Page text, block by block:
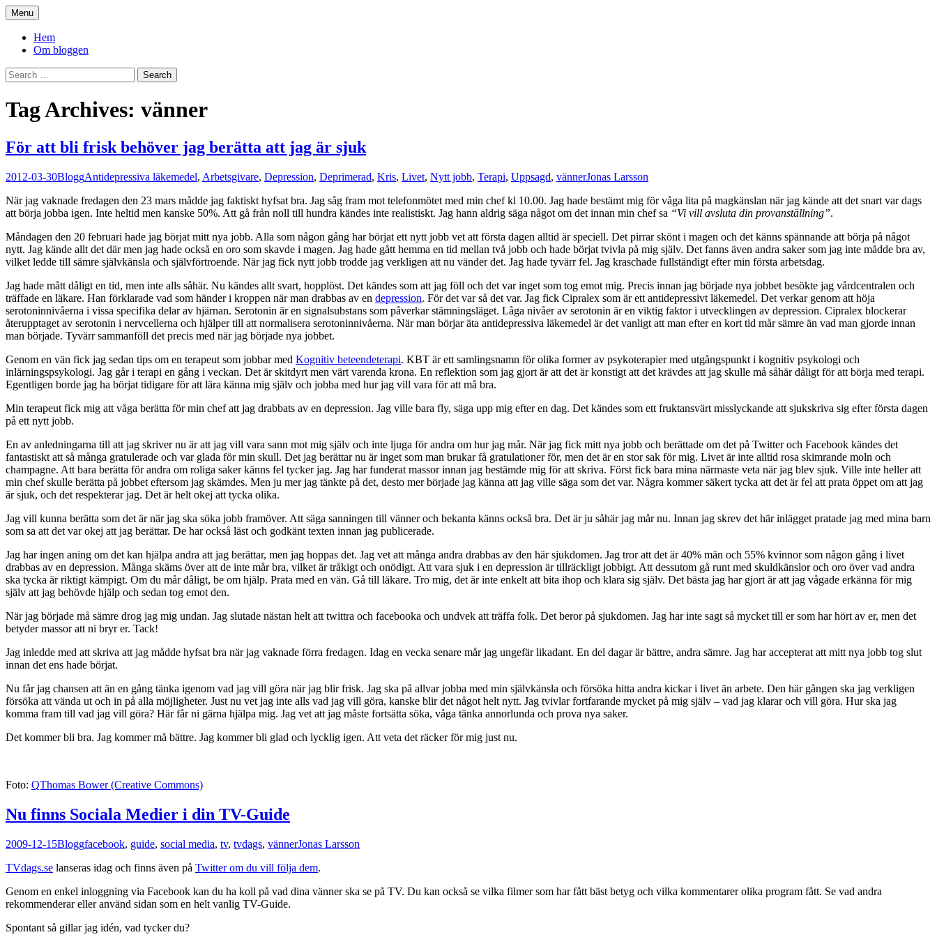
Skip
to
content
You. Me. We.
Menu
Hem
Om bloggen
Search
for:
Tag Archives: vänner
För att bli frisk behöver jag berätta att jag är sjuk
2012-03-30BloggAntidepressiva läkemedel, Arbetsgivare, Depression, Deprimerad, Kris, Livet, Nytt jobb, Terapi, Uppsagd, vännerJonas Larsson
När jag vaknade fredagen den 23 mars mådde jag faktiskt hyfsat bra. Jag såg fram mot telefonmötet med min chef kl 10.00. Jag hade bestämt mig för våga lita på magkänslan när jag kände att det snart var dags
att börja jobba igen. Inte heltid men kanske 50%. Att gå från noll till hundra kändes inte realistiskt. Jag hann aldrig säga något om det innan min chef sa “Vi vill avsluta din provanställning”.
Måndagen den 20 februari hade jag börjat mitt nya jobb. Alla som någon gång har börjat ett nytt jobb vet att första dagen alltid är speciell. Det pirrar skönt i magen och det känns spännande att börja på något
nytt. Jag kände allt det där men jag hade också en oro som skavde i magen. Jag hade gått hemma en tid mellan två jobb och hade börjat tvivla på mig själv. Det fanns även andra saker som jag inte mådde bra av,
vilket ledde till sämre självkänsla och självförtroende. När jag fick nytt jobb trodde jag verkligen att nu vänder det. Jag hade tyvärr fel. Jag kraschade fullständigt efter min första arbetsdag.
Jag hade mått dåligt en tid, men inte alls såhär. Nu kändes allt svart, hopplöst. Det kändes som att jag föll och det var inget som tog emot mig. Precis innan jag började nya jobbet besökte jag vårdcentralen och
träffade en läkare. Han förklarade vad som händer i kroppen när man drabbas av en depression. För det var så det var. Jag fick Cipralex som är ett antidepressivt läkemedel. Det verkar genom att höja
serotoninnivåerna i vissa specifika delar av hjärnan. Serotonin är en signalsubstans som påverkar stämningsläget. Låga nivåer av serotonin är en viktig faktor i utvecklingen av depression. Cipralex blockerar
återupptaget av serotonin i nervcellerna och hjälper till att normalisera serotoninnivåerna. När man börjar äta antidepressiva läkemedel är det vanligt att man efter en kort tid mår sämre än vad man gjorde innan
man började. Tyvärr sammanföll det precis med när jag började nya jobbet.
Genom en vän fick jag sedan tips om en terapeut som jobbar med Kognitiv beteendeterapi. KBT är ett samlingsnamn för olika former av psykoterapier med utgångspunkt i kognitiv psykologi och
inlärningspsykologi. Jag går i terapi en gång i veckan. Det är skitdyrt men värt varenda krona. En reflektion som jag gjort är att det är konstigt att det krävdes att jag skulle må såhär dåligt för att börja med terapi.
Egentligen borde jag ha börjat tidigare för att lära känna mig själv och jobba med hur jag vill vara för att må bra.
Min terapeut fick mig att våga berätta för min chef att jag drabbats av en depression. Jag ville bara fly, säga upp mig efter en dag. Det kändes som ett fruktansvärt misslyckande att sjukskriva sig efter första dagen
på ett nytt jobb.
En av anledningarna till att jag skriver nu är att jag vill vara sann mot mig själv och inte ljuga för andra om hur jag mår. När jag fick mitt nya jobb och berättade om det på Twitter och Facebook kändes det
fantastiskt att så många gratulerade och var glada för min skull. Det jag berättar nu är inget som man brukar få gratulationer för, men det är en stor sak för mig. Livet är inte alltid rosa skimrande moln och
champagne. Att bara berätta för andra om roliga saker känns fel tycker jag. Jag har funderat massor innan jag bestämde mig för att skriva. Först fick bara mina närmaste veta när jag blev sjuk. Ville inte heller att
min chef skulle berätta på jobbet eftersom jag skämdes. Men ju mer jag tänkte på det, desto mer började jag känna att jag ville säga som det var. Några kommer säkert tycka att det är fel att prata öppet om att jag
är sjuk, och det respekterar jag. Det är helt okej att tycka olika.
Jag vill kunna berätta som det är när jag ska söka jobb framöver. Att säga sanningen till vänner och bekanta känns också bra. Det är ju såhär jag mår nu. Innan jag skrev det här inlägget pratade jag med mina barn
som sa att det var okej att jag berättar. De har också läst och godkänt texten innan jag publicerade.
Jag har ingen aning om det kan hjälpa andra att jag berättar, men jag hoppas det. Jag vet att många andra drabbas av den här sjukdomen. Jag tror att det är 40% män och 55% kvinnor som någon gång i livet
drabbas av en depression. Många skäms över att de inte mår bra, vilket är tråkigt och onödigt. Att vara sjuk i en depression är tillräckligt jobbigt. Att dessutom gå runt med skuldkänslor och oro över vad andra
ska tycka är riktigt kämpigt. Om du mår dåligt, be om hjälp. Prata med en vän. Gå till läkare. Tro mig, det är inte enkelt att bita ihop och klara sig själv. Det bästa jag har gjort är att jag vågade erkänna för mig
själv att jag behövde hjälp och sedan tog emot den.
När jag började må sämre drog jag mig undan. Jag slutade nästan helt att twittra och facebooka och undvek att träffa folk. Det beror på sjukdomen. Jag har inte sagt så mycket till er som har hört av er, men det
betyder massor att ni bryr er. Tack!
Jag inledde med att skriva att jag mådde hyfsat bra när jag vaknade förra fredagen. Idag en vecka senare mår jag ungefär likadant. En del dagar är bättre, andra sämre. Jag har accepterat att mitt nya jobb tog slut
innan det ens hade börjat.
Nu får jag chansen att än en gång tänka igenom vad jag vill göra när jag blir frisk. Jag ska på allvar jobba med min självkänsla och försöka hitta andra kickar i livet än arbete. Den här gången ska jag verkligen
försöka att vända ut och in på alla möjligheter. Just nu vet jag inte alls vad jag vill göra, kanske blir det något helt nytt. Jag tvivlar fortfarande mycket på mig själv – vad jag klarar och vill göra. Hur ska jag
komma fram till vad jag vill göra? Här får ni gärna hjälpa mig. Jag vet att jag måste fortsätta söka, våga tänka annorlunda och prova nya saker.
Det kommer bli bra. Jag kommer må bättre. Jag kommer bli glad och lycklig igen. Att veta det räcker för mig just nu.
Foto: QThomas Bower (Creative Commons)
Nu finns Sociala Medier i din TV-Guide
2009-12-15Bloggfacebook, guide, social media, tv, tvdags, vännerJonas Larsson
TVdags.se lanseras idag och finns även på Twitter om du vill följa dem.
Genom en enkel inloggning via Facebook kan du ha koll på vad dina vänner ska se på TV. Du kan också se vilka filmer som har fått bäst betyg och vilka kommentarer olika program fått. Se vad andra
rekommenderar eller använd sidan som en helt vanlig TV-Guide.
Spontant så gillar jag idén, vad tycker du?